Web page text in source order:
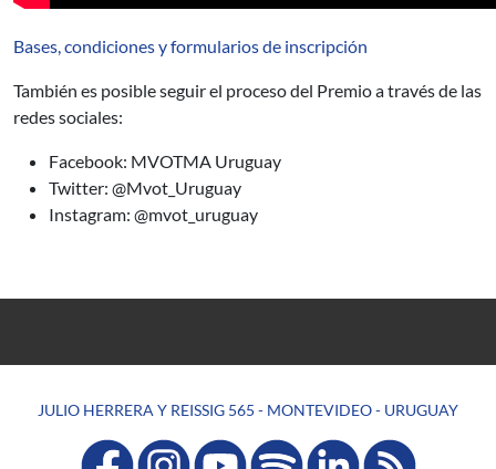
Bases, condiciones y formularios de inscripción
También es posible seguir el proceso del Premio a través de las
redes sociales:
Facebook: MVOTMA Uruguay
Twitter: @Mvot_Uruguay
Instagram: @mvot_uruguay
JULIO HERRERA Y REISSIG 565 - MONTEVIDEO - URUGUAY